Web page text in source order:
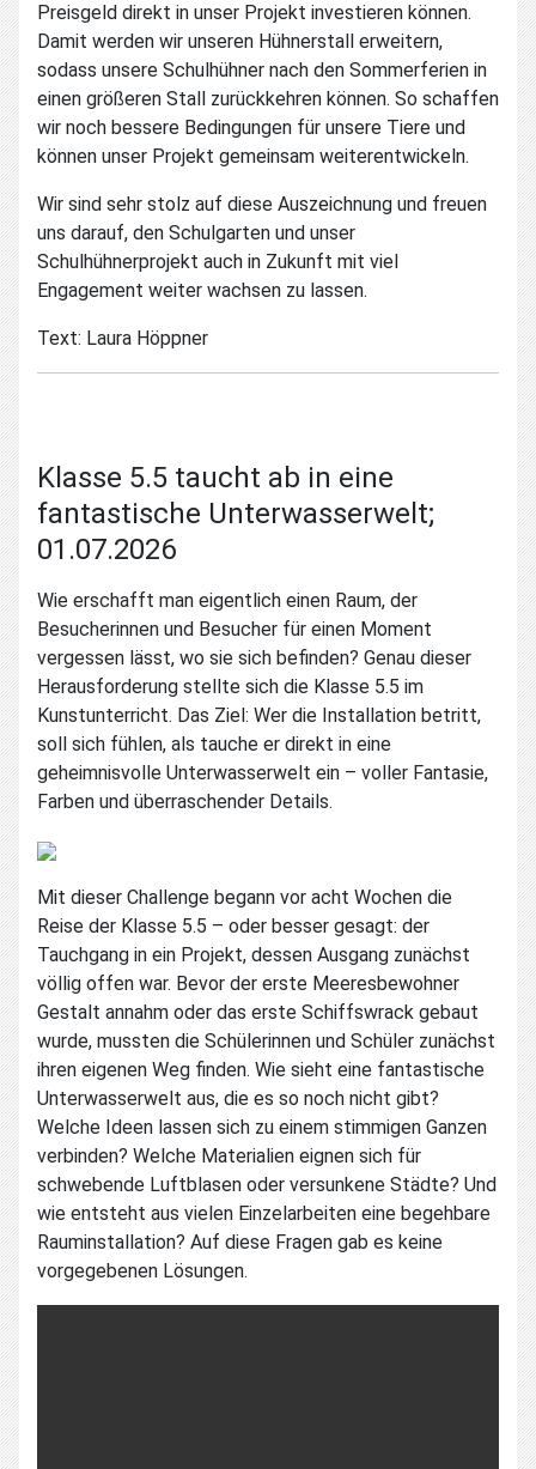
Preisgeld direkt in unser Projekt investieren können.
Damit werden wir unseren Hühnerstall erweitern,
sodass unsere Schulhühner nach den Sommerferien in
einen größeren Stall zurückkehren können. So schaffen
wir noch bessere Bedingungen für unsere Tiere und
können unser Projekt gemeinsam weiterentwickeln.
Wir sind sehr stolz auf diese Auszeichnung und freuen
uns darauf, den Schulgarten und unser
Schulhühnerprojekt auch in Zukunft mit viel
Engagement weiter wachsen zu lassen.
Text: Laura Höppner
Klasse 5.5 taucht ab in eine
fantastische Unterwasserwelt;
01.07.2026
Wie erschafft man eigentlich einen Raum, der
Besucherinnen und Besucher für einen Moment
vergessen lässt, wo sie sich befinden? Genau dieser
Herausforderung stellte sich die Klasse 5.5 im
Kunstunterricht. Das Ziel: Wer die Installation betritt,
soll sich fühlen, als tauche er direkt in eine
geheimnisvolle Unterwasserwelt ein – voller Fantasie,
Farben und überraschender Details.
Mit dieser Challenge begann vor acht Wochen die
Reise der Klasse 5.5 – oder besser gesagt: der
Tauchgang in ein Projekt, dessen Ausgang zunächst
völlig offen war. Bevor der erste Meeresbewohner
Gestalt annahm oder das erste Schiffswrack gebaut
wurde, mussten die Schülerinnen und Schüler zunächst
ihren eigenen Weg finden. Wie sieht eine fantastische
Unterwasserwelt aus, die es so noch nicht gibt?
Welche Ideen lassen sich zu einem stimmigen Ganzen
verbinden? Welche Materialien eignen sich für
schwebende Luftblasen oder versunkene Städte? Und
wie entsteht aus vielen Einzelarbeiten eine begehbare
Rauminstallation? Auf diese Fragen gab es keine
vorgegebenen Lösungen.